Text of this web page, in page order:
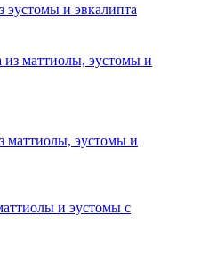
эустомы и эвкалипта
маттиолы, эустомы и